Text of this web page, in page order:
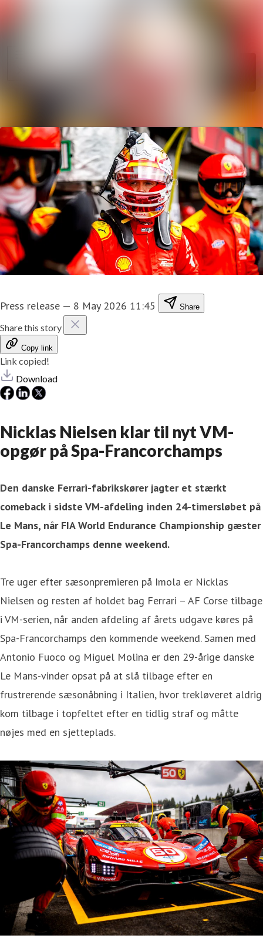
Press release — 8 May 2026 11:45 Share
Share this story
Copy link
Link copied!
Download
Nicklas Nielsen klar til nyt VM-
opgør på Spa-Francorchamps
Den danske Ferrari-fabrikskører jagter et stærkt
comeback i sidste VM-afdeling inden 24-timersløbet på
Le Mans, når FIA World Endurance Championship gæster
Spa-Francorchamps denne weekend.
Tre uger efter sæsonpremieren på Imola er Nicklas
Nielsen og resten af holdet bag Ferrari – AF Corse tilbage
i VM-serien, når anden afdeling af årets udgave køres på
Spa-Francorchamps den kommende weekend. Samen med
Antonio Fuoco og Miguel Molina er den 29-årige danske
Le Mans-vinder opsat på at slå tilbage efter en
frustrerende sæsonåbning i Italien, hvor trekløveret aldrig
kom tilbage i topfeltet efter en tidlig straf og måtte
nøjes med en sjetteplads.